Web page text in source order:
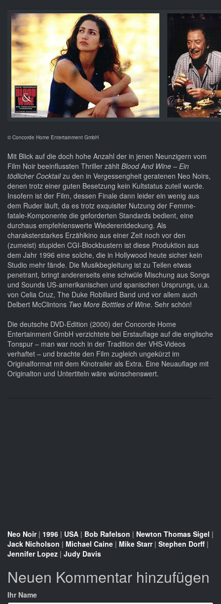
© Concorde Home Entertainment GmbH
Mit Blick auf die doch hohe Anzahl der in jenen Neunzigern vom
Film Noir beeinflussten Thriller zählt Blood And Wine – Ein
tödlicher Cocktailzu den in Vergessengheit geratenen Neo Noirs,
denen trotz einer guten Besetzung kein Kultstatus zuteil wurde.
Insofern ist der Film, dessen Finale dann leider ein wenig aus
dem Ruder läuft, da es trotz exquisiter Nutzung der Femme-
fatale-Komponente die geforderten Standards bedient, eine
durchaus empfehlenswerte Wiederentdeckung. Als
charaksterstarkes Erzählkino aus einer Zeit noch vor den
(zumeist) stupiden CGI-Blockbustern ist diese Produktion aus
dem Jahr 1996 eine solche, die in Hollywood heute sicher kein
Studio mehr fände. Die Musikbegleitung ist zu Teilen etwas
penetrant, bringt andererseits eine schwüle Mischung aus Songs
und Sounds US-amerikanischen und spanischen Ursprungs, u.a.
von Celia Cruz, The Duke Robillard Band und vor allem auch
Delbert McClintons Two More Botttles of Wine. Sehr schön!
Die deutsche DVD-Edition (2000) der Concorde Home
Entertainment GmbH verzichtete bei Erstauflage auf die englische
Tonspur – man war noch in der Tradition der VHS-Videos
verhaftet – und brachte den Film zugleich ungekürzt im
Originalformat mit dem Kinotrailer als Extra. Eine Neuauflage mit
Originalton und Untertiteln wäre wünschenswert.
Neo Noir| 1996 | USA | Bob Rafelson | Newton Thomas Sigel |
Jack Nicholson | Michael Caine | Mike Starr| Stephen Dorff |
Jennifer Lopez | Judy Davis
Neuen Kommentar hinzufügen
Ihr Name